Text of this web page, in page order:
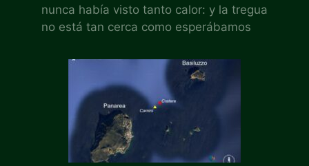
nunca había visto tanto calor: y la tregua
no está tan cerca como esperábamos